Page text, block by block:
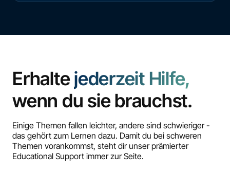
Erhaltejederzeit Hilfe,
wenn du sie brauchst.
Einige Themen fallen leichter, andere sind schwieriger -
das gehört zum Lernen dazu. Damit du bei schweren
Themen vorankommst, steht dir unser prämierter
Educational Support immer zur Seite.